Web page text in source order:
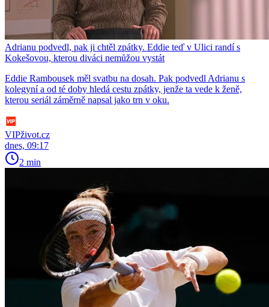
Adrianu podvedl, pak ji chtěl zpátky. Eddie teď v Ulici randí s
Kokešovou, kterou diváci nemůžou vystát
Eddie Rambousek měl svatbu na dosah. Pak podvedl Adrianu s
kolegyní a od té doby hledá cestu zpátky, jenže ta vede k ženě,
kterou seriál záměrně napsal jako trn v oku.
VIPživot.cz
dnes, 09:17
2 min